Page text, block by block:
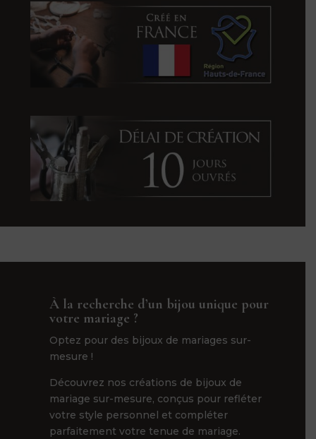
À la recherche d’un bijou unique pour
votre mariage ?
Optez pour des bijoux de mariages sur-
mesure !
Découvrez nos créations de bijoux de
mariage sur-mesure, conçus pour refléter
votre style personnel et compléter
parfaitement votre tenue de mariage.